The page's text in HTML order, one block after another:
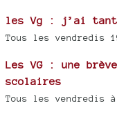
les Vg : j’ai
Tous les vendredis
Les VG : une
scolaires
Tous les vendredis